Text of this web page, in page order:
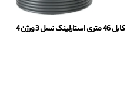
کابل 46 متری استارلینک نسل 3 ورژن 4